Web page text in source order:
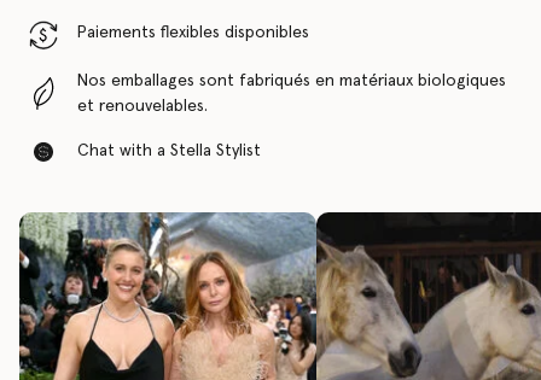
Paiements flexibles disponibles
Nos emballages sont fabriqués en matériaux biologiques
et renouvelables.
Chat with a Stella Stylist